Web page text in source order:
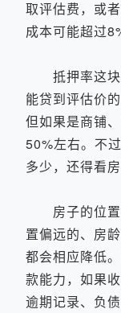
取评估费，或
成本可能超过
抵押率这块
能贷到评估价
但如果是商铺
50%左右。不
多少，还得看
房子的位置
置偏远的、房
都会相应降低
款能力，如果
逾期记录、负